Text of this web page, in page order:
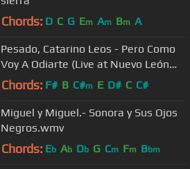
Chords: D C G Em Am Bm A
Pesado, Catarino Leos - Pero Como
Voy A Odiarte (Live at Nuevo León
México)
Chords: F# B C#m E D# C C#
Miguel y Miguel.- Sonora y Sus Ojos
Negros.wmv
Chords: Eb Ab Db G Cm Fm Bbm